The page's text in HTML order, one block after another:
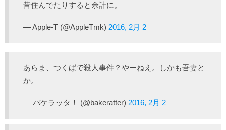
昔住んでたりすると余計に。
— Apple-T (@AppleTmk) 2016, 2月 2
あらま、つくばで殺人事件？やーねえ。しかも吾妻と
か。
— バケラッタ！ (@bakeratter) 2016, 2月 2